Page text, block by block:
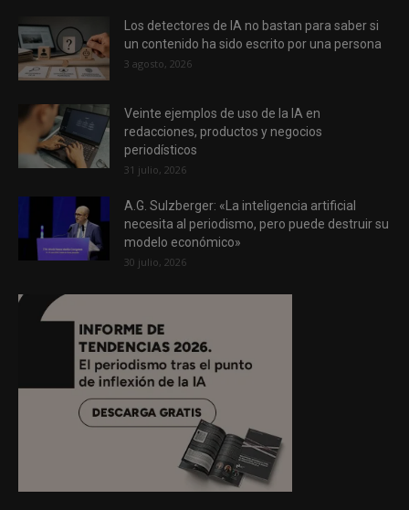
Los detectores de IA no bastan para saber si
un contenido ha sido escrito por una persona
3 agosto, 2026
Veinte ejemplos de uso de la IA en
redacciones, productos y negocios
periodísticos
31 julio, 2026
A.G. Sulzberger: «La inteligencia artificial
necesita al periodismo, pero puede destruir su
modelo económico»
30 julio, 2026